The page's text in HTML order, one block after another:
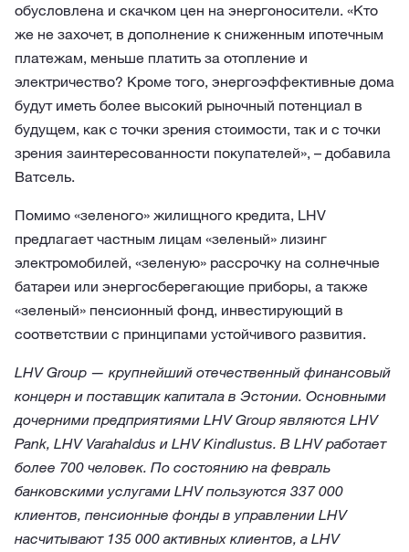
обусловлена и скачком цен на энергоносители. «Кто
же не захочет, в дополнение к сниженным ипотечным
платежам, меньше платить за отопление и
электричество? Кроме того, энергоэффективные дома
будут иметь более высокий рыночный потенциал в
будущем, как с точки зрения стоимости, так и с точки
зрения заинтересованности покупателей», – добавила
Ватсель.
Помимо «зеленого» жилищного кредита, LHV
предлагает частным лицам «зеленый» лизинг
электромобилей, «зеленую» рассрочку на солнечные
батареи или энергосберегающие приборы, а также
«зеленый» пенсионный фонд, инвестирующий в
соответствии с принципами устойчивого развития.
LHV Group — крупнейший отечественный финансовый
концерн и поставщик капитала в Эстонии. Основными
дочерними предприятиями LHV Group являются LHV
Pank, LHV Varahaldus и LHV Kindlustus. В LHV работает
более 700 человек. По состоянию на февраль
банковскими услугами LHV пользуются 337 000
клиентов, пенсионные фонды в управлении LHV
насчитывают 135 000 активных клиентов, а LHV